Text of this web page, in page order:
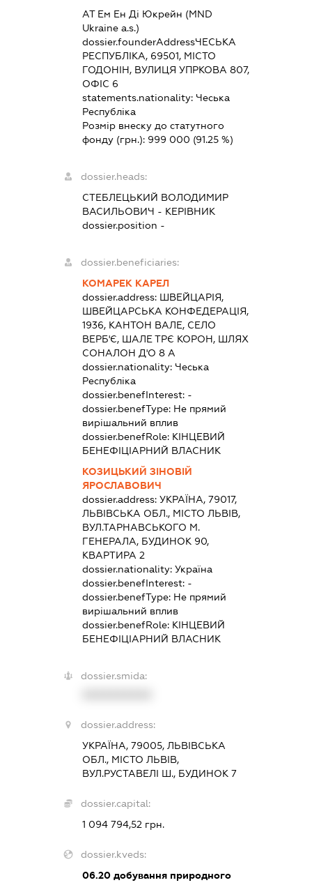
АТ Ем Ен Ді Юкрейн (MND
Ukraine a.s.)
dossier.founderAddressЧЕСЬКА
РЕСПУБЛІКА, 69501, МІСТО
ГОДОНІН, ВУЛИЦЯ УПРКОВА 807,
ОФІС 6
statements.nationality: Чеська
Республіка
Розмір внеску до статутного
фонду (грн.): 999 000 (91.25 %)
dossier.heads:
СТЕБЛЕЦЬКИЙ ВОЛОДИМИР
ВАСИЛЬОВИЧ - КЕРІВНИК
dossier.position -
dossier.beneficiaries:
КОМАРЕК КАРЕЛ
dossier.address: ШВЕЙЦАРІЯ,
ШВЕЙЦАРСЬКА КОНФЕДЕРАЦІЯ,
1936, КАНТОН ВАЛЕ, СЕЛО
ВЕРБ'Є, ШАЛЕ ТРЄ КОРОН, ШЛЯХ
СОНАЛОН Д'О 8 А
dossier.nationality: Чеська
Республіка
dossier.benefInterest: -
dossier.benefType: Не прямий
вирішальний вплив
dossier.benefRole: КІНЦЕВИЙ
БЕНЕФІЦІАРНИЙ ВЛАСНИК
КОЗИЦЬКИЙ ЗІНОВІЙ
ЯРОСЛАВОВИЧ
dossier.address: УКРАЇНА, 79017,
ЛЬВІВСЬКА ОБЛ., МІСТО ЛЬВІВ,
ВУЛ.ТАРНАВСЬКОГО М.
ГЕНЕРАЛА, БУДИНОК 90,
КВАРТИРА 2
dossier.nationality: Україна
dossier.benefInterest: -
dossier.benefType: Не прямий
вирішальний вплив
dossier.benefRole: КІНЦЕВИЙ
БЕНЕФІЦІАРНИЙ ВЛАСНИК
dossier.smida:
dossier.address:
УКРАЇНА, 79005, ЛЬВІВСЬКА
ОБЛ., МІСТО ЛЬВІВ,
ВУЛ.РУСТАВЕЛІ Ш., БУДИНОК 7
dossier.capital:
1 094 794,52 грн.
dossier.kveds:
06.20добування природного